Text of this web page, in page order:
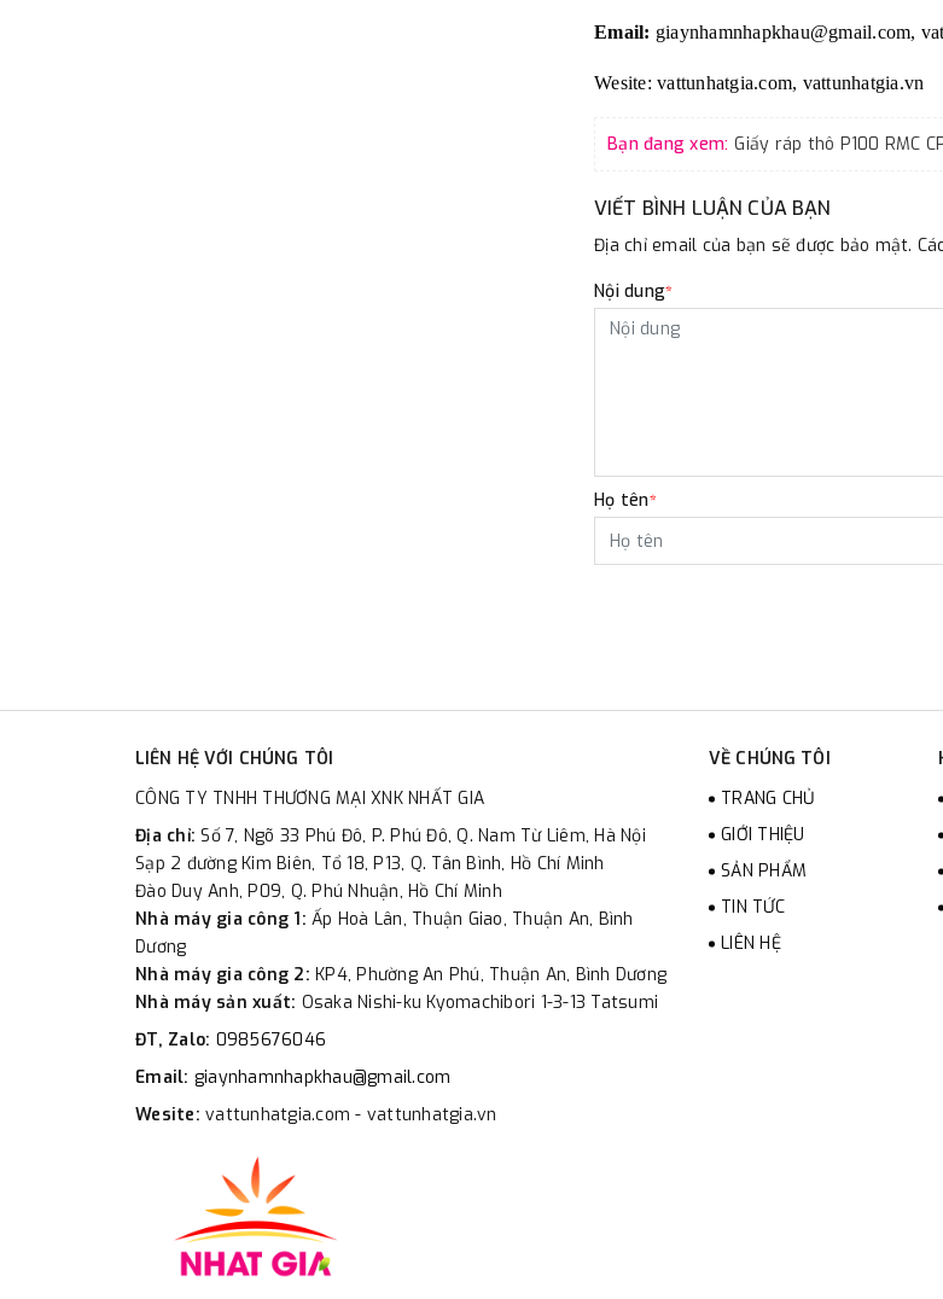
Email: giaynhamnhapkhau@gmail.com,
Wesite: vattunhatgia.com, vattunhatgia.vn
Bạn đang xem:
VIẾT BÌNH LUẬN CỦA BẠN
Địa chỉ email của bạn sẽ được bảo mật.
Nội dung*
Họ tên*
LIÊN HỆ VỚI CHÚNG TÔI
CÔNG TY TNHH THƯƠNG MẠI XNK NHẤT GIA
Địa chỉ:Số 7, Ngõ 33 Phú Đô, P. Phú Đô, Q. Nam Từ Liêm, Hà Nội
Sạp 2 đường Kim Biên, Tổ 18, P13, Q. Tân Bình, Hồ Chí Minh
Đào Duy Anh, P09, Q. Phú Nhuận, Hồ Chí Minh
Nhà máy gia công 1: Ấp Hoà Lân, Thuận Giao, Thuận An, Bình
Dương
Nhà máy gia công 2: KP4, Phường An Phú, Thuận An, Bình Dương
Nhà máy sản xuất: Osaka Nishi-ku Kyomachibori 1-3-13 Tatsumi
ĐT, Zalo: 0985676046
Email: giaynhamnhapkhau@gmail.com
Wesite: vattunhatgia.com - vattunhatgia.vn
VỀ CHÚNG TÔI
TRANG CHỦ
GIỚI THIỆU
SẢN PHẨM
TIN TỨC
LIÊN HỆ